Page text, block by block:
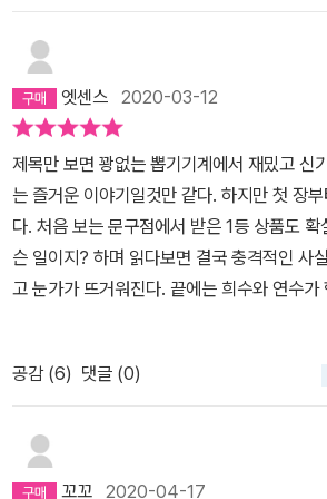
다. 판타지 공간에서 만난 두 아이는 누구인지.
택적 함구증에 걸린 희수에게 전처럼 따뜻하
이웃집 영준이와 영준이 엄마. 교대로 희수 자
할머니, 할아버지와 외할머니, 외할아버지.
언니. 이들과 함께 시간이 흐르며 희수는 조금
리고 드디어 등교하게 된 날, 열어젖힌 교실
다가오는 친구들의 모습이 눈부시다. “와아
와 아이들이 내게로 몰려왔어.” (66쪽) 66쪽짜리 짧은 저학년 동화
지만 아픔과 슬픔이 어른들의 전유물이던가
어려운 슬픔이 언제 닥쳐올지 모르는 것이 인
그건 본인의 몫이기도 하고 주변 사람들의 몫
책은 여러 사람들에게 참 소중한 책이 될 것 같다. 아주 흔한 활
지만, 우리반 아이들에게 편지를 써 보라고
지요. 그런 점에서 이 작품이 갖는 의미는 작
없는 뽑기 기계에서 만난 남자아이에서부터,
희수가 만나는 모든 사람들은 희수를 기다려
지 않냐고, 왜 벗어나지 못하냐고 다그치는 사
않아도 기다려주고 이해하며, 약속하지 못해
갖는 힘이 얼마나 큰지 새삼 깨닫게 됩니다.
낼 힘이 있고, 누구에게나 자기가 알지 못하는
것을 알고 있다고 해도, 그 힘을 바로 발휘할
기에는 '기다림'이라는 오랜 시간이 필요하지
리고 이겨내기 힘든 그 어떤 일이라고 하더라
들이 살아가는 세상은, 예전보다 상처받을
졌습니다. 아프지 않고 자랄 수 없고, 상처 없
오래 기다릴 때, 잊지 않길 바랍니다.여러분
뽑힌 1등 상품임을.'뒤돌아 보니 여자아이가
엣센스 2020-03-12
제목만 보면 꽝없는 뽑기기계에서 재밌고 신
는 즐거운 이야기일것만 같다. 하지만 첫 장
다. 처음 보는 문구점에서 받은 1등 상품도
슨 일이지? 하며 읽다보면 결국 충격적인 사
고 눈가가 뜨거워진다. 끝에는 희수와 연수가
큰 자극을 위해, 확실한 해피엔딩을 위해 아이
아넣고 비극적으로 만들 수 있었겠지만 이 동
히려 현실보다 훨씬 조심스럽고 다정한 인물
할머니들은 평범한 일상을 돕고 연수는 희수
공감 (6) 댓글 (0)
꼬꼬 2020-04-17